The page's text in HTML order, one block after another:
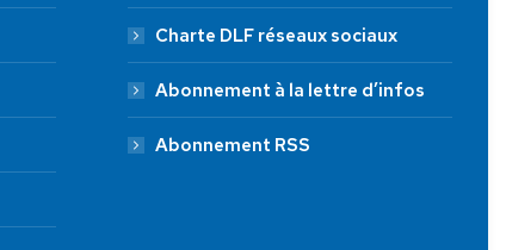
Charte DLF réseaux sociaux
Abonnement à la lettre d’infos
Abonnement RSS